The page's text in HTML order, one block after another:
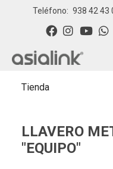
Teléfono: 938 42 43
Tienda
LLAVERO
"EQUIPO"